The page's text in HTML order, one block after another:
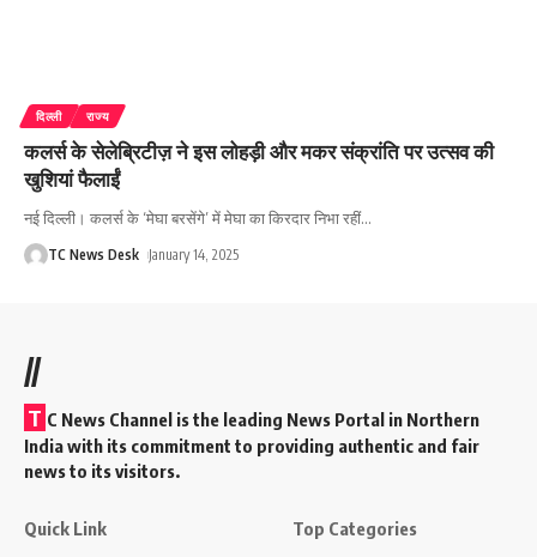
दिल्ली राज्य
कलर्स के सेलेब्रिटीज़ ने इस लोहड़ी और मकर संक्रांति पर उत्सव की
खुशियां फैलाईं
नई दिल्ली। कलर्स के ‘मेघा बरसेंगे’ में मेघा का किरदार निभा रहीं…
TC News Desk January 14, 2025
//
T C News Channel is the leading News Portal in Northern
India with its commitment to providing authentic and fair
news to its visitors.
Quick Link Top Categories